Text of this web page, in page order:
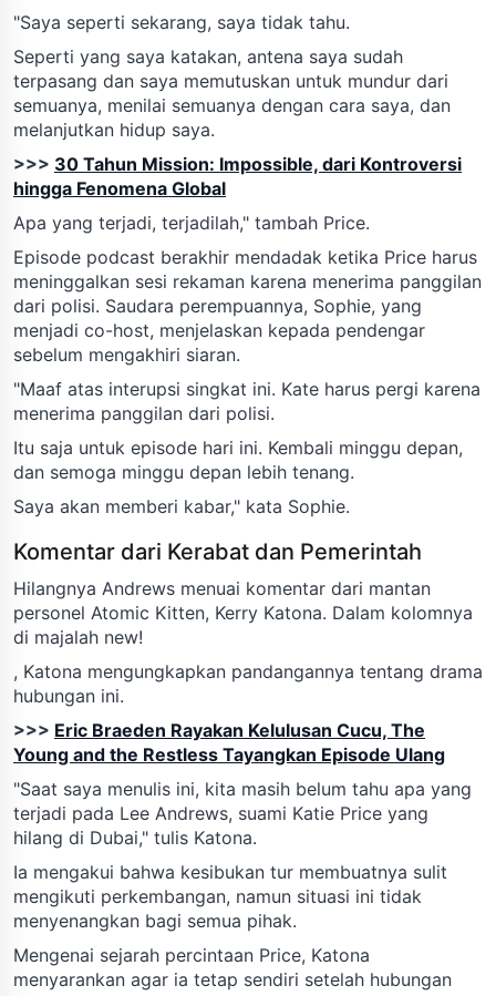
"Saya seperti sekarang, saya tidak tahu.
Seperti yang saya katakan, antena saya sudah
terpasang dan saya memutuskan untuk mundur dari
semuanya, menilai semuanya dengan cara saya, dan
melanjutkan hidup saya.
>>> 30 Tahun Mission: Impossible, dari Kontroversi
hingga Fenomena Global
Apa yang terjadi, terjadilah," tambah Price.
Episode podcast berakhir mendadak ketika Price harus
meninggalkan sesi rekaman karena menerima panggilan
dari polisi. Saudara perempuannya, Sophie, yang
menjadi co-host, menjelaskan kepada pendengar
sebelum mengakhiri siaran.
"Maaf atas interupsi singkat ini. Kate harus pergi karena
menerima panggilan dari polisi.
Itu saja untuk episode hari ini. Kembali minggu depan,
dan semoga minggu depan lebih tenang.
Saya akan memberi kabar," kata Sophie.
Komentar dari Kerabat dan Pemerintah
Hilangnya Andrews menuai komentar dari mantan
personel Atomic Kitten, Kerry Katona. Dalam kolomnya
di majalah new!
, Katona mengungkapkan pandangannya tentang drama
hubungan ini.
>>> Eric Braeden Rayakan Kelulusan Cucu, The
Young and the Restless Tayangkan Episode Ulang
"Saat saya menulis ini, kita masih belum tahu apa yang
terjadi pada Lee Andrews, suami Katie Price yang
hilang di Dubai," tulis Katona.
Ia mengakui bahwa kesibukan tur membuatnya sulit
mengikuti perkembangan, namun situasi ini tidak
menyenangkan bagi semua pihak.
Mengenai sejarah percintaan Price, Katona
menyarankan agar ia tetap sendiri setelah hubungan